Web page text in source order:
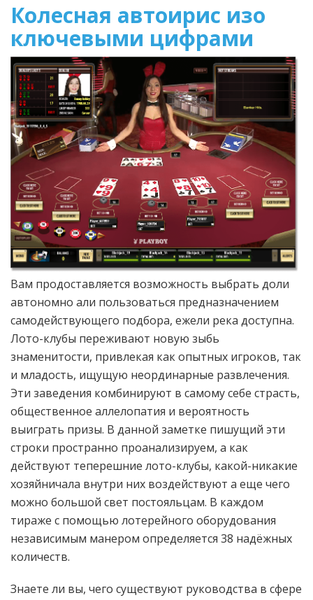
Колесная автоирис изо
ключевыми цифрами
Вам продоставляется возможность выбрать доли
автономно али пользоваться предназначением
самодействующего подбора, ежели река доступна.
Лото-клубы переживают новую зыбь
знаменитости, привлекая как опытных игроков, так
и младость, ищущую неординарные развлечения.
Эти заведения комбинируют в самому себе страсть,
общественное аллелопатия и вероятность
выиграть призы. В данной заметке пишущий эти
строки пространно проанализируем, а как
действуют теперешние лото-клубы, какой-никакие
хозяйничала внутри них воздействуют а еще чего
можно большой свет постояльцам. В каждом
тираже с помощью лотерейного оборудования
независимым манером определяется 38 надёжных
количеств.
Знаете ли вы, чего существуют руководства в сфере